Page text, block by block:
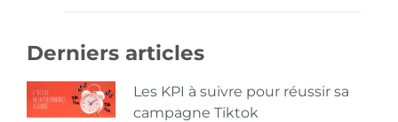
Derniers articles
Les KPI à suivre pour réussir sa
campagne Tiktok